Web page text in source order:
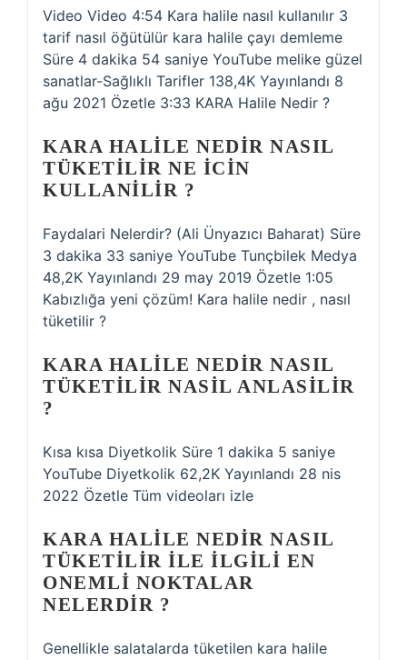
Video Video 4:54 Kara halile nasıl kullanılır 3
tarif nasıl öğütülür kara halile çayı demleme
Süre 4 dakika 54 saniye YouTube melike güzel
sanatlar-Sağlıklı Tarifler 138,4K Yayınlandı 8
ağu 2021 Özetle 3:33 KARA Halile Nedir ?
KARA HALILE NEDIR NASIL
TÜKETILIR NE ICIN
KULLANILIR ?
Faydalari Nelerdir? (Ali Ünyazıcı Baharat) Süre
3 dakika 33 saniye YouTube Tunçbilek Medya
48,2K Yayınlandı 29 may 2019 Özetle 1:05
Kabızlığa yeni çözüm! Kara halile nedir , nasıl
tüketilir ?
KARA HALILE NEDIR NASIL
TÜKETILIR NASIL ANLASILIR
?
Kısa kısa Diyetkolik Süre 1 dakika 5 saniye
YouTube Diyetkolik 62,2K Yayınlandı 28 nis
2022 Özetle Tüm videoları izle
KARA HALILE NEDIR NASIL
TÜKETILIR ILE ILGILI EN
ONEMLI NOKTALAR
NELERDIR ?
Genellikle salatalarda tüketilen kara halile